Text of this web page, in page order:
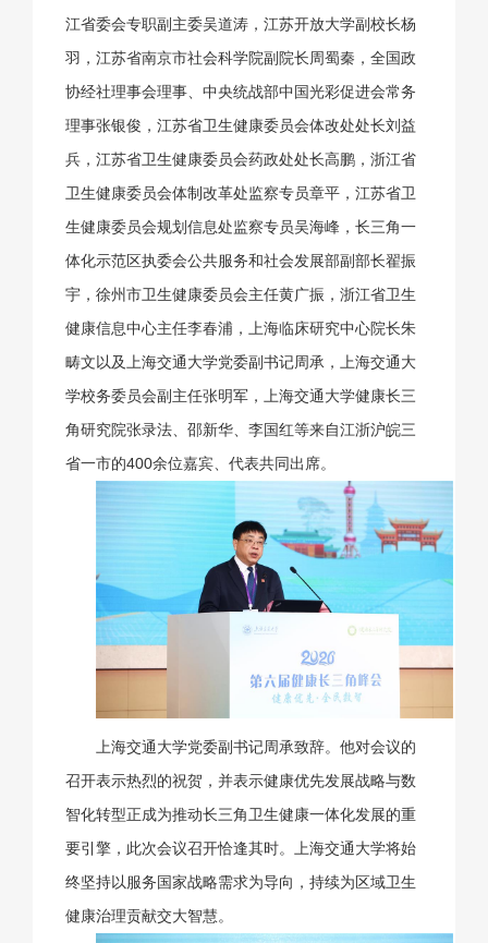
江省委会专职副主委吴道涛，江苏开放大学副校长杨
羽，江苏省南京市社会科学院副院长周蜀秦，全国政
协经社理事会理事、中央统战部中国光彩促进会常务
理事张银俊，江苏省卫生健康委员会体改处处长刘益
兵，江苏省卫生健康委员会药政处处长高鹏，浙江省
卫生健康委员会体制改革处监察专员章平，江苏省卫
生健康委员会规划信息处监察专员吴海峰，长三角一
体化示范区执委会公共服务和社会发展部副部长翟振
宇，徐州市卫生健康委员会主任黄广振，浙江省卫生
健康信息中心主任李春浦，上海临床研究中心院长朱
畴文以及上海交通大学党委副书记周承，上海交通大
学校务委员会副主任张明军，上海交通大学健康长三
角研究院张录法、邵新华、李国红等来自江浙沪皖三
省一市的400余位嘉宾、代表共同出席。
上海交通大学党委副书记周承致辞。他对会议的
召开表示热烈的祝贺，并表示健康优先发展战略与数
智化转型正成为推动长三角卫生健康一体化发展的重
要引擎，此次会议召开恰逢其时。上海交通大学将始
终坚持以服务国家战略需求为导向，持续为区域卫生
健康治理贡献交大智慧。